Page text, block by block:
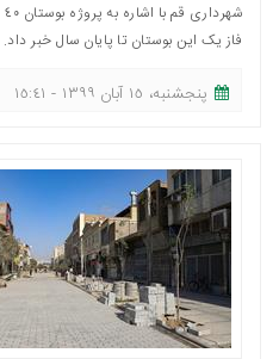
فاز یک این بوستان تا پایان سال خبر داد.
پنجشنبه، ١٥ آبان ١٣٩٩ - ١٥:٤١